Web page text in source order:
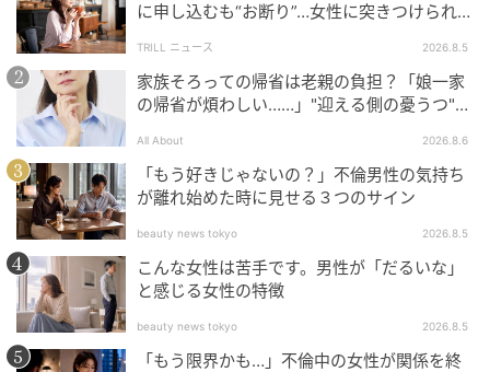
に申し込むも“お断り”…女性に突きつけられた
TRILL ニュース 2026.8.5
家族そろっての帰省は老親の負担？「娘一家
の帰省が煩わしい……」"迎える側の憂うつ"の
All About 2026.8.6
「もう好きじゃないの？」不倫男性の気持ち
が離れ始めた時に見せる３つのサイン
beauty news tokyo 2026.8.5
こんな女性は苦手です。男性が「だるいな」
と感じる女性の特徴
beauty news tokyo 2026.8.5
「もう限界かも…」不倫中の女性が関係を終